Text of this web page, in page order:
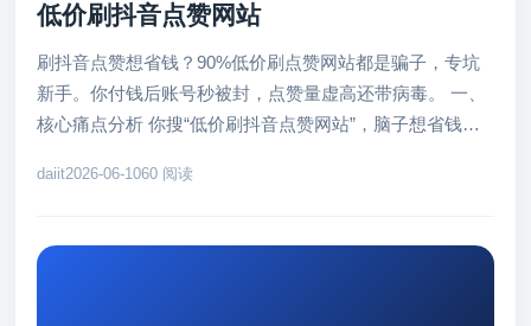
低价刷抖音点赞网站
刷抖音点赞想省钱？90%低价刷点赞网站都是骗子，专坑
新手。你付钱后账号秒被封，点赞量虚高还带病毒。 一、
核心痛点分析 你搜“低价刷抖音点赞网站”，脑子想省钱却
daiit2026-06-1060 阅读